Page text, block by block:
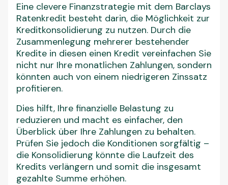
Eine clevere Finanzstrategie mit dem Barclays
Ratenkredit besteht darin, die Möglichkeit zur
Kreditkonsolidierung zu nutzen. Durch die
Zusammenlegung mehrerer bestehender
Kredite in diesen einen Kredit vereinfachen Sie
nicht nur Ihre monatlichen Zahlungen, sondern
könnten auch von einem niedrigeren Zinssatz
profitieren.
Dies hilft, Ihre finanzielle Belastung zu
reduzieren und macht es einfacher, den
Überblick über Ihre Zahlungen zu behalten.
Prüfen Sie jedoch die Konditionen sorgfältig –
die Konsolidierung könnte die Laufzeit des
Kredits verlängern und somit die insgesamt
gezahlte Summe erhöhen.